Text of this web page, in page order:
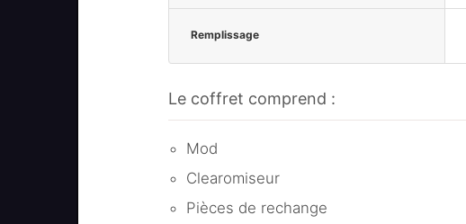
Remplissage
Le coffret comprend :
Mod
Clearomiseur
Pièces de rechange